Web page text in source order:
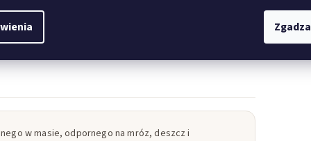
w masie, odpornego na mróz, deszcz i